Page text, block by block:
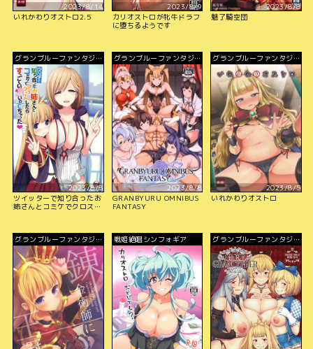
2023/8/14
いれかわりオストロ2.5
2023/8/9
カリオストロが牝牛ドラフ
に堕ちるようです
2023/8/8
魅了騎空団
グランブルーファンタジ
ー
2023/8/8
ツイッターで知り合ったお
姉さんとコミケでクロスフ
グランブルーファンタジ
ー
2023/8/8
GRANBYURU OMNIBUS
FANTASY
グランブルーファンタジ
2023/8/5
いれかわりオストロ
グランブルーファンタジ
ー
戦姫絶唱シンフォギア
グランブルーファンタジ
ー